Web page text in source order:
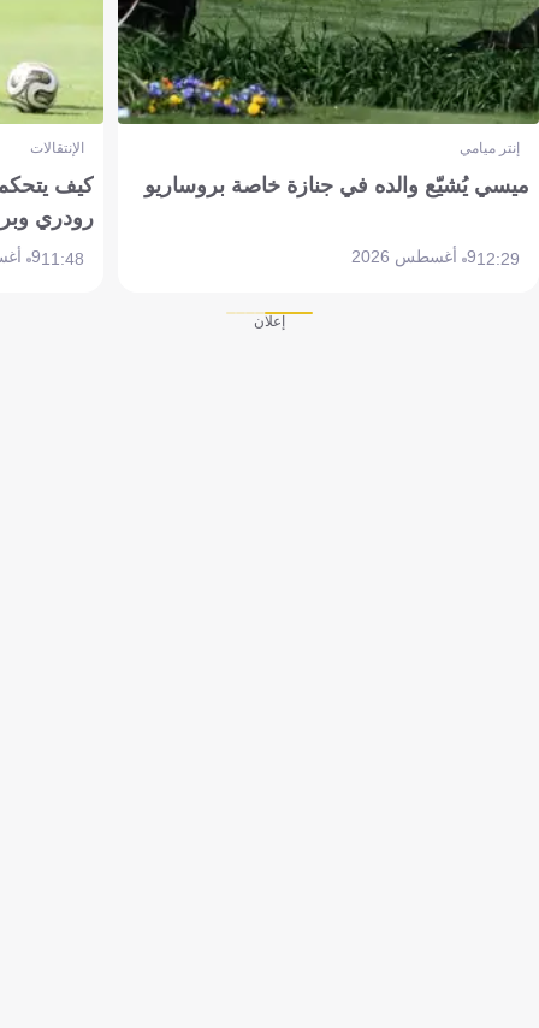
إنتر ميامي
ميسي يُشيّع والده في جنازة خاصة بروساريو
12:299 أغسطس 2026
الإنتقالات
كيف
رودري
11:489 أغسطس 2026
إعلان